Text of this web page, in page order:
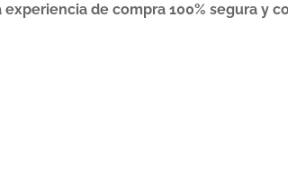
de compra 100% segura y